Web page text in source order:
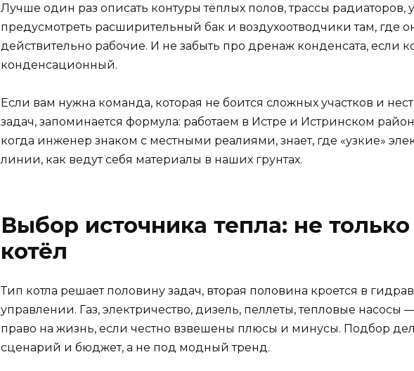
Лучше один раз описать контуры тёплых полов, трассы радиаторов,
предусмотреть расширительный бак и воздухоотводчики там, где
действительно рабочие. И не забыть про дренаж конденсата, если
конденсационный.
Если вам нужна команда, которая не боится сложных участков и
задач, запоминается формула: работаем в Истре и Истринском
когда инженер знаком с местными реалиями, знает, где «узкие»
линии, как ведут себя материалы в наших грунтах.
Выбор источника тепла: не
котёл
Тип котла решает половину задач, вторая половина кроется в
управлении. Газ, электричество, дизель, пеллеты, тепловые насосы
право на жизнь, если честно взвешены плюсы и минусы. Подбор
сценарий и бюджет, а не под модный тренд.